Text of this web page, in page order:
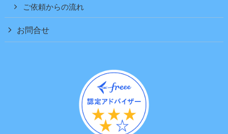
ご依頼からの流れ
お問合せ